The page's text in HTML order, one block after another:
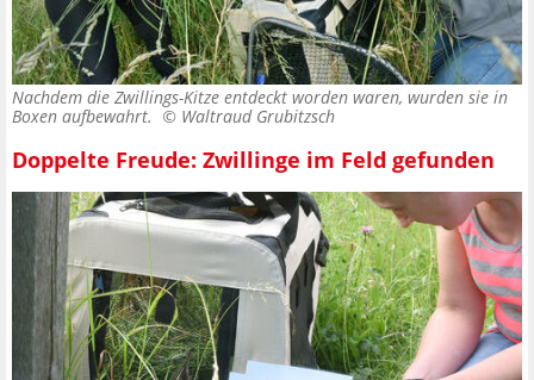
Nachdem die Zwillings-Kitze entdeckt worden waren, wurden sie in
Boxen aufbewahrt. © Waltraud Grubitzsch
Doppelte Freude: Zwillinge im Feld gefunden